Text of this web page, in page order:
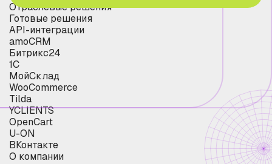
Отраслевые решения
Готовые решения
API-интеграции
amoCRM
Битрикс24
1С
МойСклад
WooCommerce
Tilda
YCLIENTS
OpenCart
U-ON
ВКонтакте
О компании